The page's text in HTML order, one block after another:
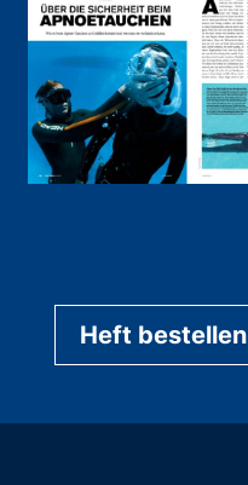
Heft bestellen